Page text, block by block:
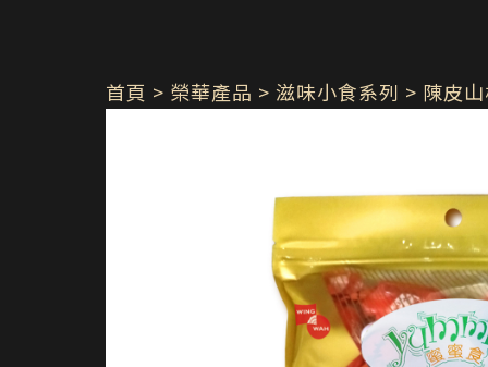
首頁 > 榮華產品 > 滋味小食系列 > 陳皮